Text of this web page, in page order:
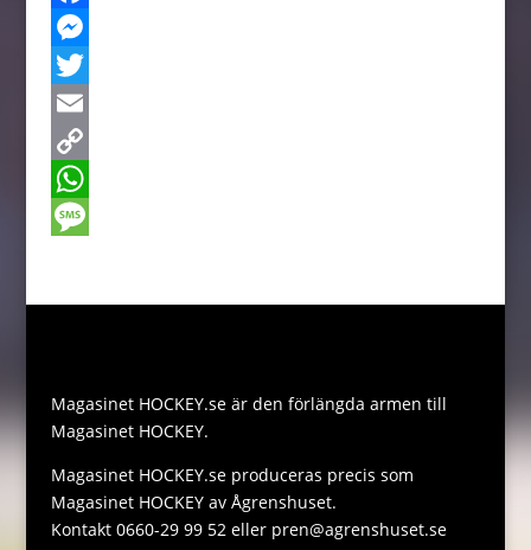
F
a
c
e
b
o
M
e
s
s
e
T
w
t
E
m
a
C
o
n
k
W
A
p
p
a
g
e
Magasinet HOCKEY.se är den förlängda armen till
Magasinet HOCKEY.
Magasinet HOCKEY.se produceras precis som
Magasinet HOCKEY av Ågrenshuset.
Kontakt 0660-29 99 52 eller pren@agrenshuset.se